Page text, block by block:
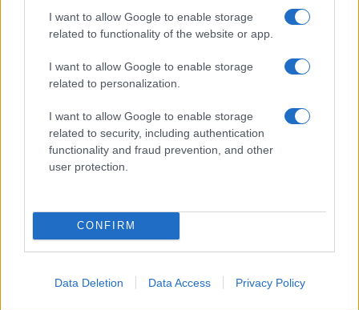
I want to allow Google to enable storage
related to functionality of the website or app.
I want to allow Google to enable storage
related to personalization.
I want to allow Google to enable storage
related to security, including authentication
functionality and fraud prevention, and other
user protection.
CONFIRM
Data Deletion Data Access Privacy Policy
Invia un Comunicato Stampa Pubblicità
Vuoi rimanere sempre aggiornato?
Indirizzo email*